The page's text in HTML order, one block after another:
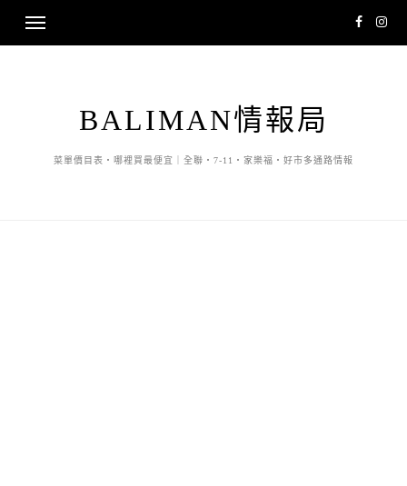
BALIMAN情報局
菜單價目表・哪裡買最便宜｜全聯・7-11・家樂福・好市多通路情報